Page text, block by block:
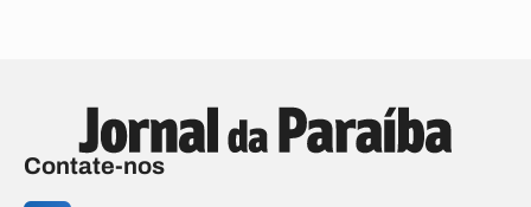
Contate-nos